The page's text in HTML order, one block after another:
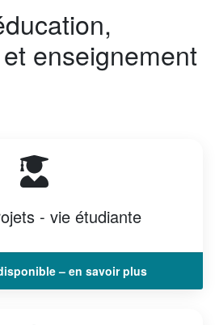
enseignement
- vie étudiante
– en savoir plus